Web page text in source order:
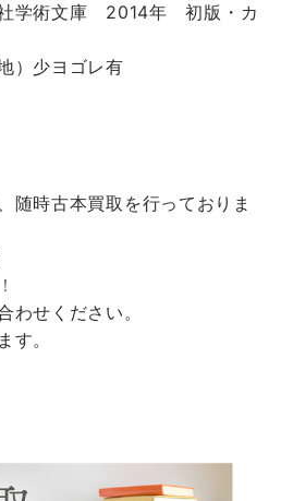
学術文庫 2014年 初版・カ
）少ヨゴレ有
随時古本買取を行っておりま
わせください。
す。